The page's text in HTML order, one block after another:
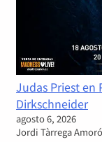
Judas Priest en
Dirkschneider
agosto 6, 2026
Jordi Tàrrega